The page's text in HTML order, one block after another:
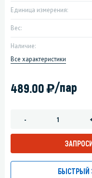
Единица измерения:
Вес:
Наличие:
Все характеристики
489.00)/пар
- +
БЫСТРЫЙ